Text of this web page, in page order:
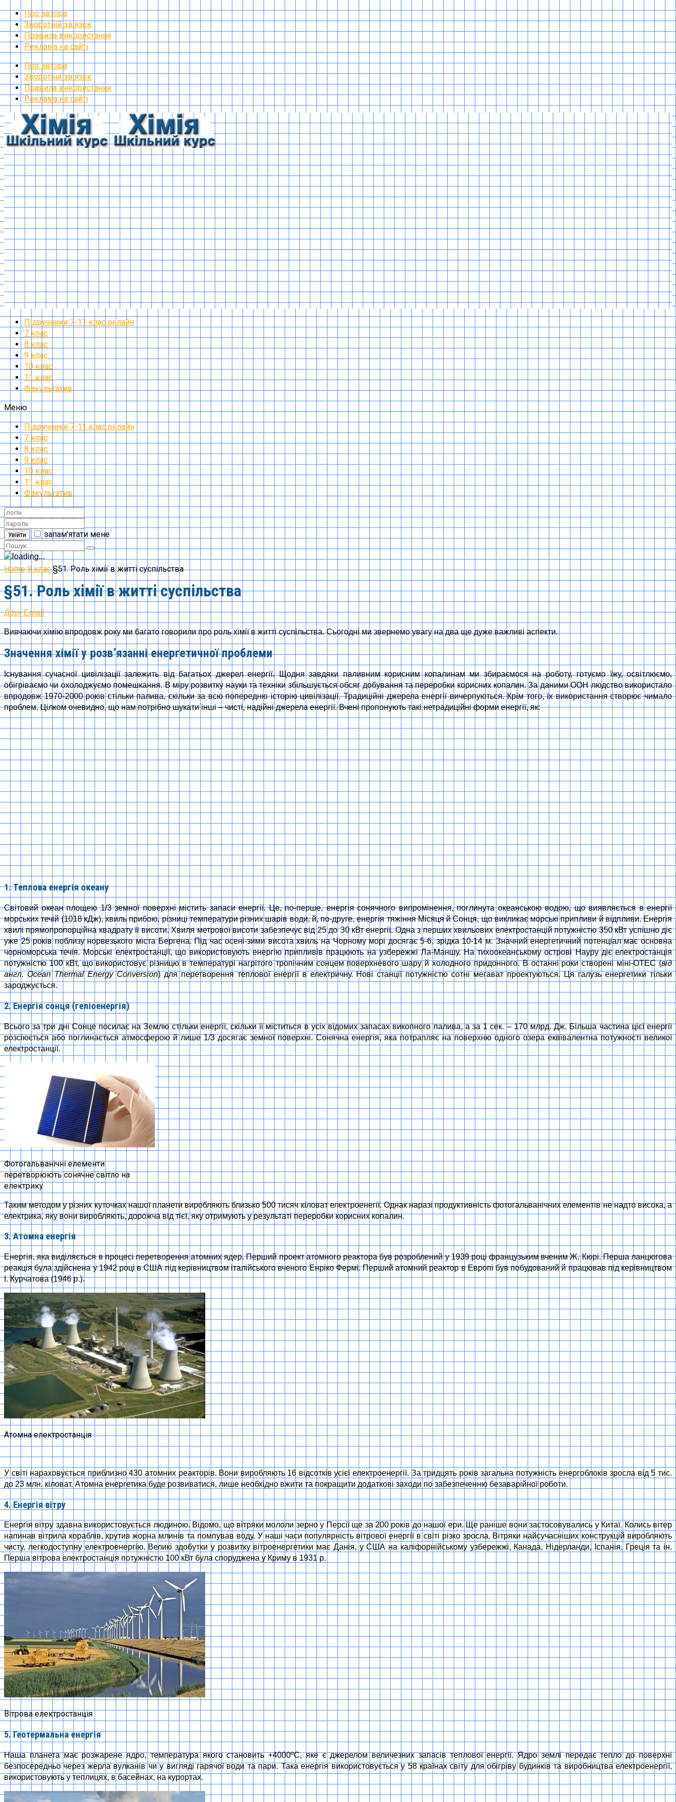
Про автора
Зворотній зв’язок
Правила використання
Реклама на сайті
Про автора
Зворотній зв’язок
Правила використання
Реклама на сайті
Підручники 7-11 клас онлайн
7 клас
8 клас
9 клас
10 клас
11 клас
Факультатив
Меню
Підручники 7-11 клас онлайн
7 клас
8 клас
9 клас
10 клас
11 клас
Факультатив
Увійти запам'ятати мене
Home 9 клас §51. Роль хімії в житті суспільства
§51. Роль хімії в житті суспільства
Друк Email
Вивчаючи хімію впродовж року ми багато говорили про роль хімії в житті суспільства. Сьогодні ми звернемо увагу на два ще дуже важливі аспекти.
Значення хімії у розв’язанні енергетичної проблеми
Існування сучасної цивілізації залежить від багатьох джерел енергії. Щодня завдяки паливним корисним копалинам ми збираємося на роботу, готуємо їжу, освітлюємо,
обігріваємо чи охолоджуємо помешкання. В міру розвитку науки та техніки збільшується обсяг добування та переробки корисних копалин. За даними ООН людство використало
впродовж 1970-2000 років стільки палива, скільки за всю попередню історію цивілізації. Традиційні джерела енергії вичерпуються. Крім того, їх використання створює чимало
проблем. Цілком очевидно, що нам потрібно шукати інші – чисті, надійні джерела енергії. Вчені пропонують такі нетрадиційні форми енергії, як:
1. Теплова енергія океану
Світовий океан площею 1/3 земної поверхні містить запаси енергії. Це, по-перше, енергія сонячного випромінення, поглинута океанською водою, що виявляється в енергії
морських течій (1018 кДж), хвиль прибою, різниці температури різних шарів води, й, по-друге, енергія тяжіння Місяця й Сонця, що викликає морські припливи й відпливи. Енергія
хвилі прямопропорційна квадрату її висоти. Хвиля метрової висоти забезпечує від 25 до З0 кВт енергії. Одна з перших хвильових електростанцій потужністю 350 кВт успішно діє
уже 25 років поблизу норвезького міста Бергена. Під час осені-зими висота хвиль на Чорному морі досягає 5-6, зрідка 10-14 м. Значний енергетичний потенціал має основна
чорноморська течія. Морські електростанції, що використовують енергію припливів працюють на узбережжі Ла-Маншу. На тихоокеанському острові Науру діє електростанція
потужністю 100 кВт, що використовує різницю в температурі нагрітого тропічним сонцем поверхневого шару й холодного придонного. В останні роки створені міні-ОТЕС (від
англ. Ocean Thermal Energy Conversion) для перетворення теплової енергії в електричну. Нові станції потужністю сотні мегават проектуються. Ця галузь енергетики тільки
зароджується.
2. Енергія сонця (геліоенергія)
Всього за три дні Сонце посилає на Землю стільки енергії, скільки її міститься в усіх відомих запасах викопного палива, а за 1 сек. – 170 млрд. Дж. Більша частина цієї енергії
розсіюється або поглинається атмосферою й лише 1/3 досягає земної поверхні. Сонячна енергія, яка потрапляє на поверхню одного озера еквівалентна потужності великої
електростанції.
Фотогальванічні елементи
перетворюють сонячне світло на
електрику
Таким методом у різних куточках нашої планети виробляють близько 500 тисяч кіловат електроенегії. Однак наразі продуктивність фотогальванічних елементів не надто висока, а
електрика, яку вони виробляють, дорожча від тієї, яку отримують у результаті переробки корисних копалин.
3. Атомна енергія
Енергія, яка виділяється в процесі перетворення атомних ядер. Перший проект атомного реактора був розроблений у 1939 році французьким вченим Ж. Кюрі. Перша ланцюгова
реакція була здійснена у 1942 році в США під керівництвом італійського вченого Енріко Фермі. Перший атомний реактор в Европі був побудований й працював під керівництвом
І. Курчатова (1946 р.).
Атомна електростанція
У світі нараховується приблизно 430 атомних реакторів. Вони виробляють 16 відсотків усієї електроенергії. За тридцять років загальна потужність енергоблоків зросла від 5 тис.
до 23 млн. кіловат. Атомна енергетика буде розвиватися, лише необхідно вжити та покращити додаткові заходи по забезпеченню безаварійної роботи.
4. Енергія вітру
Енергія вітру здавна використовується людиною. Відомо, що вітряки мололи зерно у Персії ще за 200 років до нашої ери. Ще раніше вони застосовувались у Китаї. Колись вітер
напинав вітрила кораблів, крутив жорна млинів та помпував воду. У наші часи популярність вітрової енергії в світі різко зросла. Вітряки найсучасніших конструкцій виробляють
чисту, легкодоступну електроенергію. Великі здобутки у розвитку вітроенергетики має Данія, у США на каліфорнійському узбережжі, Канада, Нідерланди, Іспанія, Греція та ін.
Перша вітрова електростанція потужністю 100 кВт була споруджена у Криму в 1931 р.
Вітрова електростанція
5. Геотермальна енергія
Наша планета має розжарене ядро, температура якого становить +4000ºС, яке є джерелом величезних запасів теплової енергії. Ядро землі передає тепло до поверхні
безпосередньо через жерла вулканів чи у вигляді гарячої води та пари. Така енергія використовується у 58 країнах світу для обігріву будинків та виробництва електроенергії,
використовують у теплицях, в басейнах, на курортах.